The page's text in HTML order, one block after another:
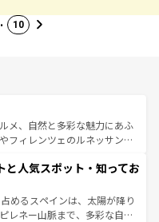
10
メ、自然と多彩な魅力にあふ
フィレンツェのルネッサンス
園風景やアマルフィ海岸の絶
い。観光の合間には、本場の
タリア料理を堪能することも
るまで、すべての瞬間を楽し
と人気スポット・知ってお
めるスペインは、太陽が降り
レネー山脈まで、多彩な自然